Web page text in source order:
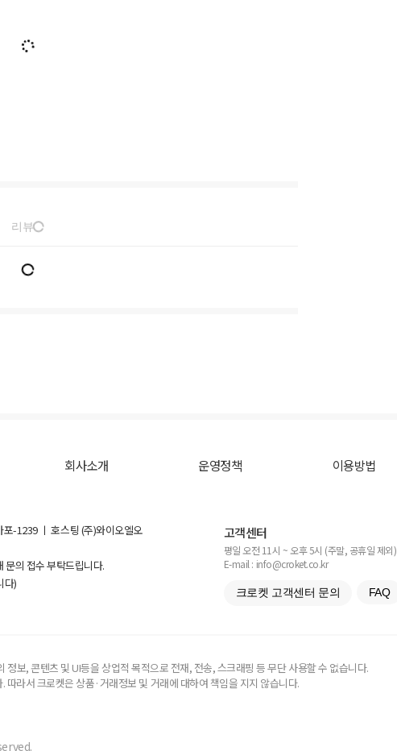
리뷰
회사소개 운영정책 이용방법
-1239 ㅣ 호스팅 (주)와이오엘오
문의 접수 부탁드립니다.
다)
고객센터
평일 오전 11시 ~ 오후 5시 (주말, 공휴일 제외)
E-mail : info@croket.co.kr
크로켓 고객센터 문의 FAQ
보, 콘텐츠 및 UI등을 상업적 목적으로 전재, 전송, 스크래핑 등 무단 사용할 수 없습니다.
라서 크로켓은 상품·거래정보 및 거래에 대하여 책임을 지지 않습니다.